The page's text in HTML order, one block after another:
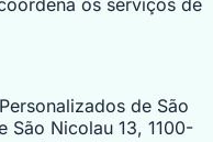
de São
São Nicolau 13, 1100-